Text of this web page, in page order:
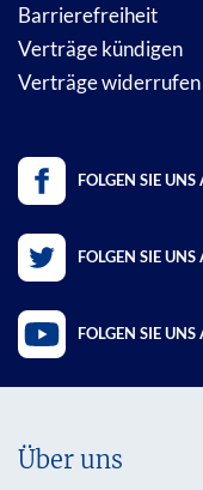
Barrierefreiheit
Verträge kündigen
Verträge widerrufen
FOLGEN SIE
FOLGEN SIE
FOLGEN SIE
Über uns